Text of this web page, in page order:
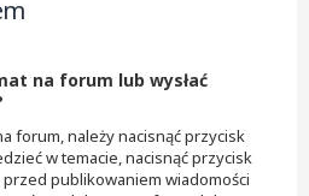
na forum lub wysłać
forum, należy nacisnąć przycisk
w temacie, nacisnąć przycisk
przed publikowaniem wiadomości